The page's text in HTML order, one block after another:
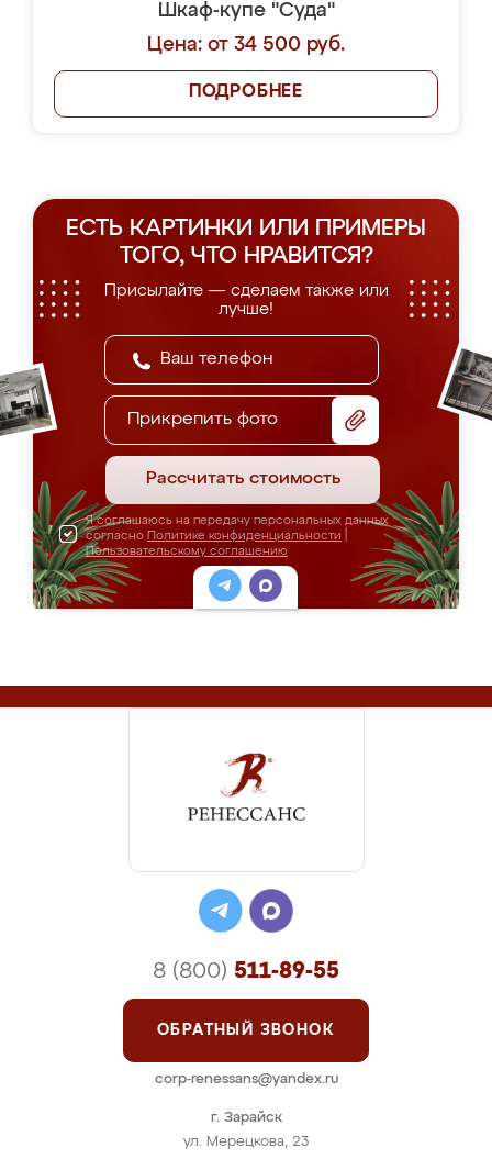
Шкаф-купе "Суда"
Цена: от 34 500 руб.
ПОДРОБНЕЕ
ЕСТЬ КАРТИНКИ ИЛИ ПРИМЕРЫ
ТОГО, ЧТО НРАВИТСЯ?
Присылайте — сделаем также или
лучше!
Прикрепить фото
Рассчитать стоимость
Я соглашаюсь на передачу персональных данных
согласно Политике конфиденциальности
Пользовательскому соглашению
г. Зарайск
ул. Мерецкова, 23
8 (800) 511-89-55
ОБРАТНЫЙ ЗВОНОК
corp-renessans@yandex.ru